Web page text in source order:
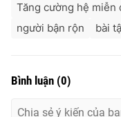
Tăng cường hệ miễn
người bận rộn
bài
Bình luận (0)